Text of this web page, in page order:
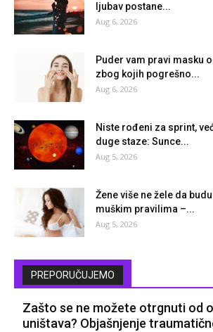
ljubav postane...
Aug 6, 2026
Puder vam pravi masku
zbog kojih pogrešno...
Aug 6, 2026
Niste rođeni za sprint,
duge staze: Sunce...
Aug 5, 2026
Žene više ne žele da
muškim pravilima –...
Aug 5, 2026
PREPORUČUJEMO
Zašto se ne možete otrgnuti od
uništava? Objašnjenje